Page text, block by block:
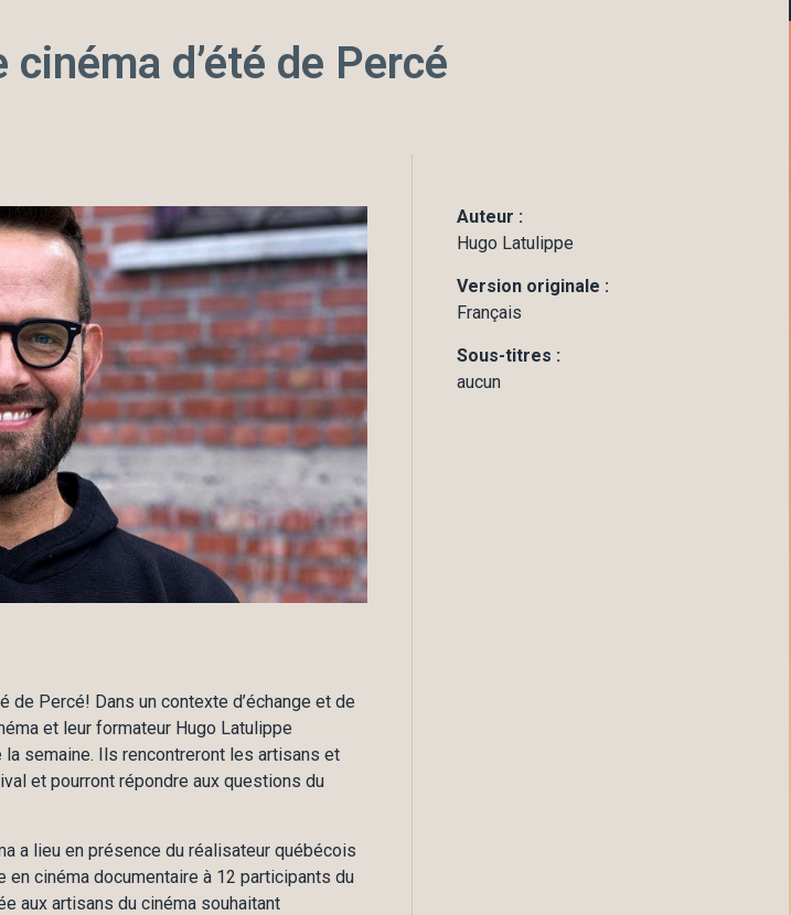
cinéma d’été de Percé
de Percé! Dans un contexte d’échange et de
et leur formateur Hugo Latulippe
semaine. Ils rencontreront les artisans et
et pourront répondre aux questions du
a lieu en présence du réalisateur québécois
cinéma documentaire à 12 participants du
aux artisans du cinéma souhaitant
Auteur :
Hugo Latulippe
Version originale :
Français
Sous-titres :
aucun